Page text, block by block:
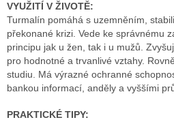
VYUŽITÍ V ŽIVOTĚ:
Turmalín pomáhá s uzemněním,
překonané krizi. Vede ke správnému
principu jak u žen, tak i u mužů.
pro hodnotné a trvanlivé vztahy.
studiu. Má výrazné ochranné
bankou informací, anděly a vyššími
PRAKTICKÉ TIPY: